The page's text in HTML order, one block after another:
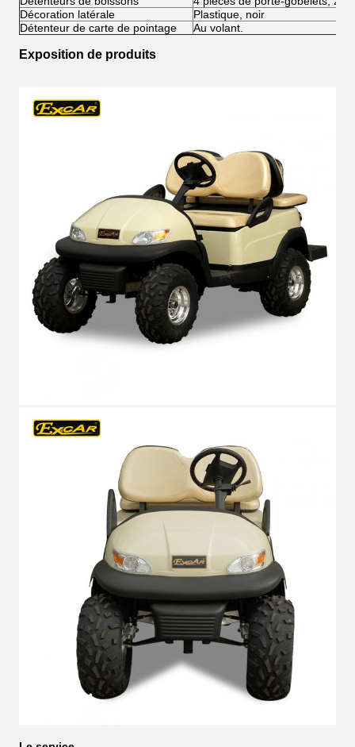
Décoration latérale
Plastique, noir
Détenteur de carte de pointage
Au volant.
Exposition de produits